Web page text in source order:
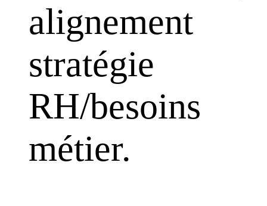
alignement
stratégie
RH/besoins
métier.